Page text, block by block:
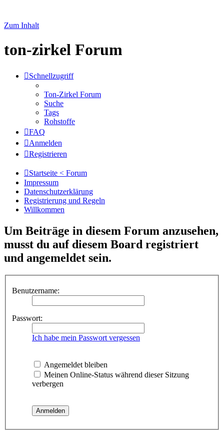
Zum Inhalt
ton-zirkel Forum
Schnellzugriff
Ton-Zirkel Forum
Suche
Tags
Rohstoffe
FAQ
Anmelden
Registrieren
Startseite < Forum
Impressum
Datenschutzerklärung
Registrierung und Regeln
Willkommen
Um Beiträge in diesem Forum anzusehen,
musst du auf diesem Board registriert
und angemeldet sein.
Benutzername:
Passwort:
Ich habe mein Passwort vergessen
Angemeldet bleiben
Meinen Online-Status während dieser Sitzung
verbergen